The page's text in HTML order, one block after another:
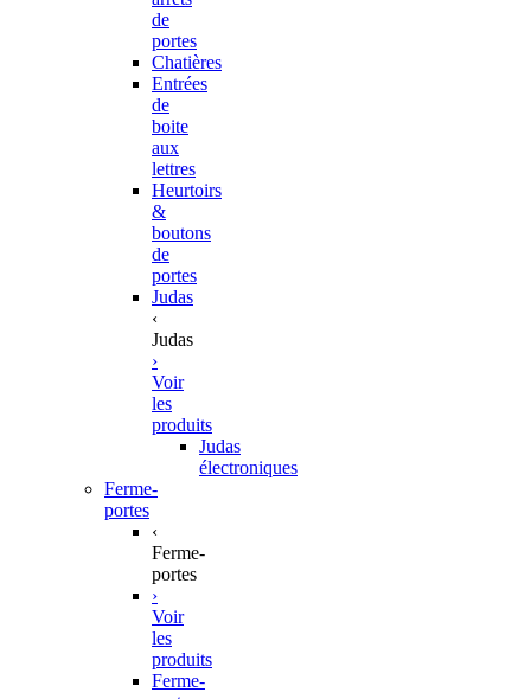
de
portes
Chatières
Entrées
de
boite
aux
lettres
Heurtoirs
&
boutons
de
portes
Judas
‹
Judas
›
Voir
les
produits
Judas
électroniques
Ferme-
portes
‹
Ferme-
portes
›
Voir
les
produits
Ferme-